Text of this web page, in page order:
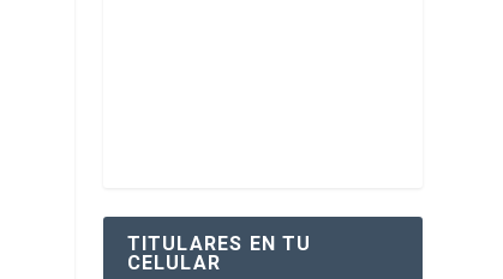
TITULARES EN TU
CELULAR